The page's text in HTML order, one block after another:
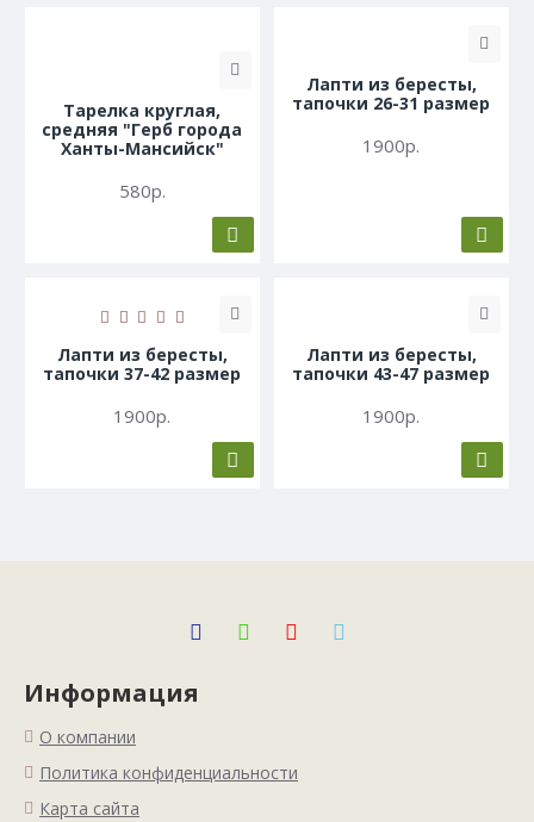
Тарелка круглая,
средняя "Герб города
Ханты-Мансийск"
580р.
Лапти из бересты,
тапочки 26-31 размер
1900р.
Лапти из бересты,
тапочки 37-42 размер
1900р.
Лапти из бересты,
тапочки 43-47 размер
1900р.
Информация
О компании
Политика конфиденциальности
Карта сайта